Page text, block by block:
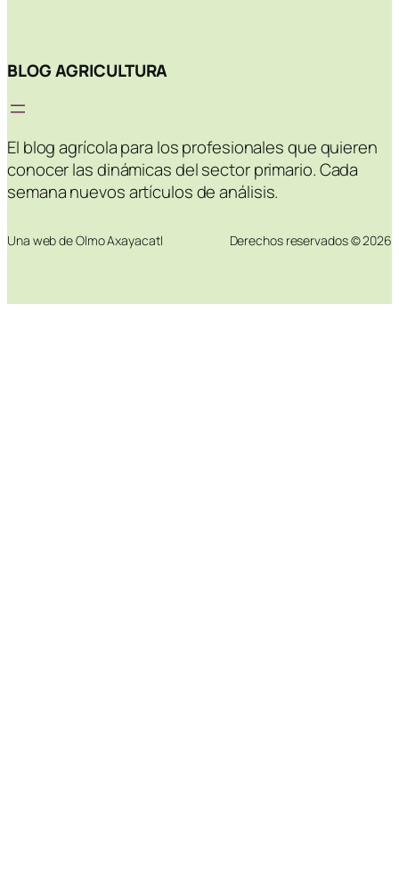
BLOG AGRICULTURA
El blog agrícola para los profesionales que quieren
conocer las dinámicas del sector primario. Cada
semana nuevos artículos de análisis.
Una web de Olmo Axayacatl Derechos reservados © 2026